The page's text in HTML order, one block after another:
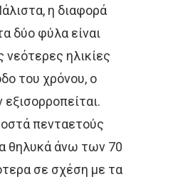
η διαφορά
δύο φύλα είναι
νεότερες ηλικίες
του χρόνου, ο
πενταετούς
θηλυκά άνω των 70
σε σχέση με τα